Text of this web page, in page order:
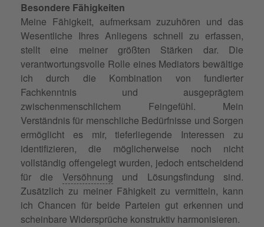
Besondere Fähigkeiten
Meine Fähigkeit, aufmerksam zuzuhören und das
Wesentliche Ihres Anliegens schnell zu erfassen,
stellt eine meiner größten Stärken dar. Die
verantwortungsvolle Rolle eines Mediators bewältige
ich durch die Kombination von fundierter
Fachkenntnis und ausgeprägtem
zwischenmenschlichem Feingefühl. Mein
Verständnis für menschliche Bedürfnisse und Sorgen
ermöglicht es mir, tieferliegende Interessen zu
identifizieren, die möglicherweise noch nicht
vollständig offengelegt wurden, jedoch entscheidend
für die Versöhnung und Lösungsfindung sind.
Zusätzlich zu meiner Fähigkeit zu vermitteln, kann
ich Chancen für beide Parteien gut erkennen und
scheinbare Widersprüche konstruktiv harmonisieren.